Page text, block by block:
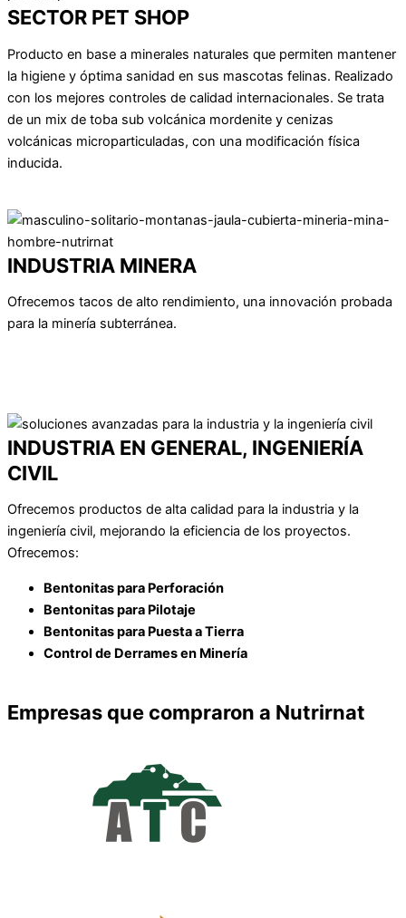
SECTOR PET SHOP
Producto en base a minerales naturales que permiten mantener
la higiene y óptima sanidad en sus mascotas felinas. Realizado
con los mejores controles de calidad internacionales. Se trata
de un mix de toba sub volcánica mordenite y cenizas
volcánicas microparticuladas, con una modificación física
inducida.
INDUSTRIA MINERA
Ofrecemos tacos de alto rendimiento, una innovación probada
para la minería subterránea.
INDUSTRIA EN GENERAL, INGENIERÍA
CIVIL
Ofrecemos productos de alta calidad para la industria y la
ingeniería civil, mejorando la eficiencia de los proyectos.
Ofrecemos:
Bentonitas para Perforación
Bentonitas para Pilotaje
Bentonitas para Puesta a Tierra
Control de Derrames en Minería
Empresas que compraron a Nutrirnat